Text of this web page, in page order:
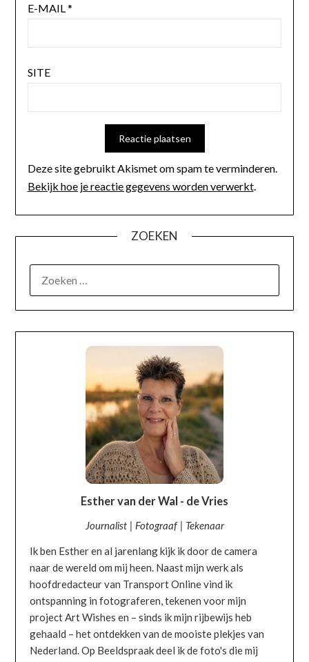
E-MAIL*
SITE
Deze site gebruikt Akismet om spam te verminderen.
Bekijk hoe je reactie gegevens worden verwerkt.
ZOEKEN
OVER MIJ
Esther van der Wal - de Vries
Journalist | Fotograaf | Tekenaar
Ik ben Esther en al jarenlang kijk ik door de camera
naar de wereld om mij heen. Naast mijn werk als
hoofdredacteur van Transport Online vind ik
ontspanning in fotograferen, tekenen voor mijn
project Art Wishes en – sinds ik mijn rijbewijs heb
gehaald – het ontdekken van de mooiste plekjes van
Nederland. Op Beeldspraak deel ik de foto's die mij